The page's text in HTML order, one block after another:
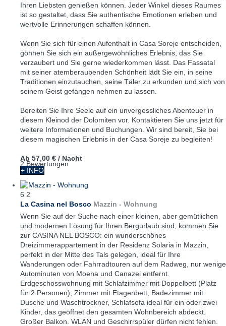
Ihren Liebsten genießen können. Jeder Winkel dieses Raumes
ist so gestaltet, dass Sie authentische Emotionen erleben und
wertvolle Erinnerungen schaffen können.
Wenn Sie sich für einen Aufenthalt in Casa Soreje entscheiden,
gönnen Sie sich ein außergewöhnliches Erlebnis, das Sie
verzaubert und Sie gerne wiederkommen lässt. Das Fassatal
mit seiner atemberaubenden Schönheit lädt Sie ein, in seine
Traditionen einzutauchen, seine Täler zu erkunden und sich von
seinem Geist gefangen nehmen zu lassen.
Bereiten Sie Ihre Seele auf ein unvergessliches Abenteuer in
diesem Kleinod der Dolomiten vor. Kontaktieren Sie uns jetzt für
weitere Informationen und Buchungen. Wir sind bereit, Sie bei
diesem magischen Erlebnis in der Casa Soreje zu begleiten!
2 Bewertungen
Ab 57,00 € / Nacht
+ INFO
6 2
La Casina nel Bosco Mazzin - Wohnung
Wenn Sie auf der Suche nach einer kleinen, aber gemütlichen
und modernen Lösung für Ihren Bergurlaub sind, kommen Sie
zur CASINA NEL BOSCO: ein wunderschönes
Dreizimmerappartement in der Residenz Solaria in Mazzin,
perfekt in der Mitte des Tals gelegen, ideal für Ihre
Wanderungen oder Fahrradtouren auf dem Radweg, nur wenige
Autominuten von Moena und Canazei entfernt.
Erdgeschosswohnung mit Schlafzimmer mit Doppelbett (Platz
für 2 Personen), Zimmer mit Etagenbett, Badezimmer mit
Dusche und Waschtrockner, Schlafsofa ideal für ein oder zwei
Kinder, das geöffnet den gesamten Wohnbereich abdeckt.
Großer Balkon. WLAN und Geschirrspüler dürfen nicht fehlen.